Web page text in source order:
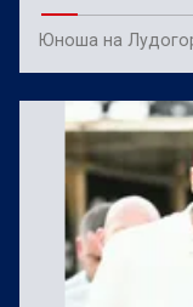
Юноша на